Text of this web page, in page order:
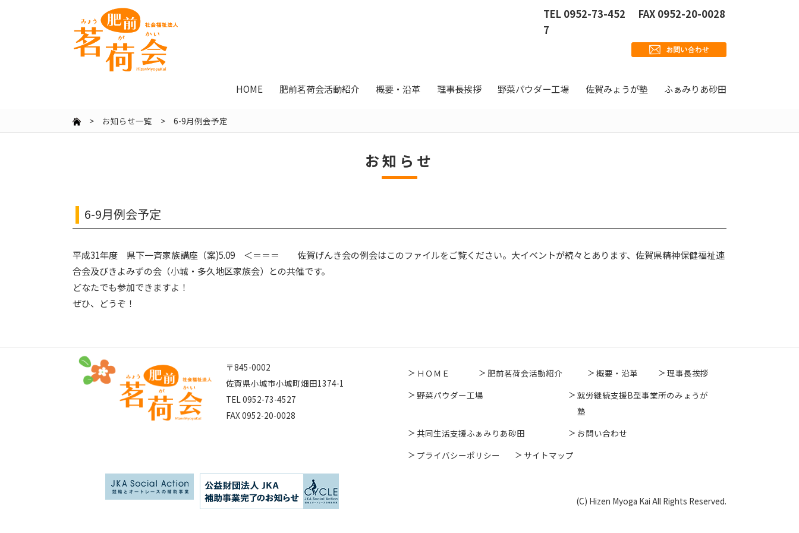
TEL 0952-73-452
7
FAX 0952-20-0028
HOME 肥前茗荷会活動紹介 概要・沿革 理事長挨拶 野菜パウダー工場 佐賀みょうが塾 ふぁみりあ砂田
> お知らせ一覧 > 6-9月例会予定
お知らせ
6-9月例会予定
平成31年度 県下一斉家族講座（案)5.09 ＜＝＝＝ 佐賀げんき会の例会はこのファイルをご覧ください。大イベントが続々とあります、佐賀県精神保健福祉連
合会及びきよみずの会（小城・多久地区家族会）との共催です。
どなたでも参加できますよ！
ぜひ、どうぞ！
〒845-0002
佐賀県小城市小城町畑田1374-1
TEL 0952-73-4527
FAX 0952-20-0028
ＨＯＭＥ 肥前茗荷会活動紹介 概要・沿革
理事長挨拶
野菜パウダー工場
就労継続支援B型事業所のみょうが
塾
共同生活支援ふぁみりあ砂田
お問い合わせ
プライバシーポリシー
サイトマップ
(C) Hizen Myoga Kai All Rights Reserved.